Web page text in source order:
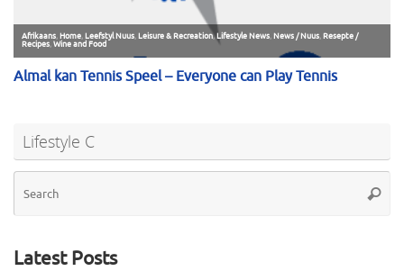
Lifestyle C
Latest Posts